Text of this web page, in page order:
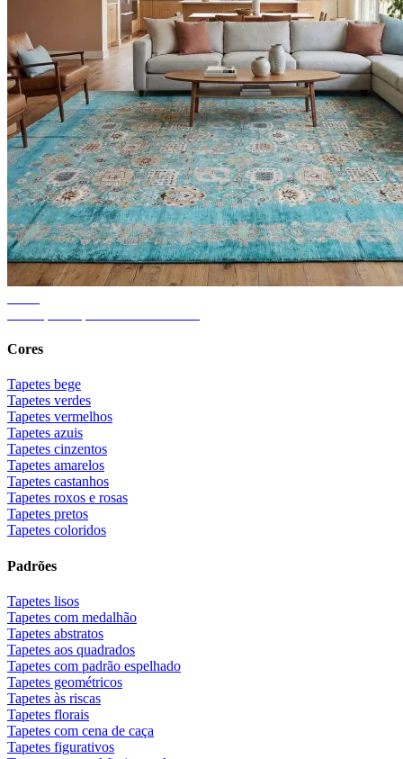
Cores
Tapetes bege
Tapetes verdes
Tapetes vermelhos
Tapetes azuis
Tapetes cinzentos
Tapetes amarelos
Tapetes castanhos
Tapetes roxos e rosas
Tapetes pretos
Tapetes coloridos
Padrões
Tapetes lisos
Tapetes com medalhão
Tapetes abstratos
Tapetes aos quadrados
Tapetes com padrão espelhado
Tapetes geométricos
Tapetes às riscas
Tapetes florais
Tapetes com cena de caça
Tapetes figurativos